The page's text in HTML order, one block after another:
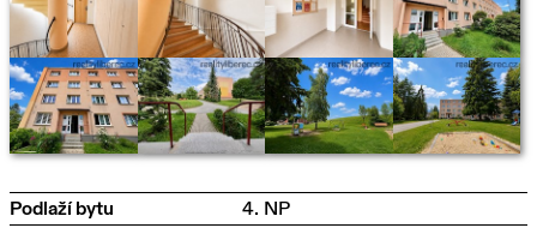
Podlaží bytu
4. NP